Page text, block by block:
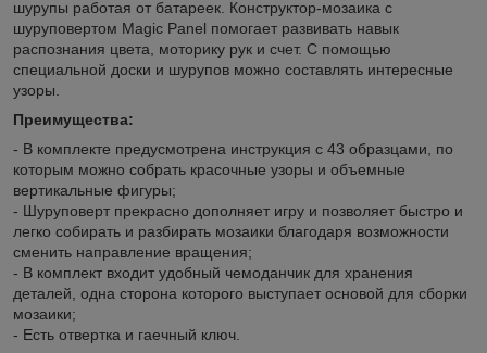
шурупы работая от батареек. Конструктор-мозаика с
шуруповертом Magic Panel помогает развивать навык
распознания цвета, моторику рук и счет. С помощью
специальной доски и шурупов можно составлять интересные
узоры.
Преимущества:
- В комплекте предусмотрена инструкция с 43 образцами, по
которым можно собрать красочные узоры и объемные
вертикальные фигуры;
- Шуруповерт прекрасно дополняет игру и позволяет быстро и
легко собирать и разбирать мозаики благодаря возможности
сменить направление вращения;
- В комплект входит удобный чемоданчик для хранения
деталей, одна сторона которого выступает основой для сборки
мозаики;
- Есть отвертка и гаечный ключ.